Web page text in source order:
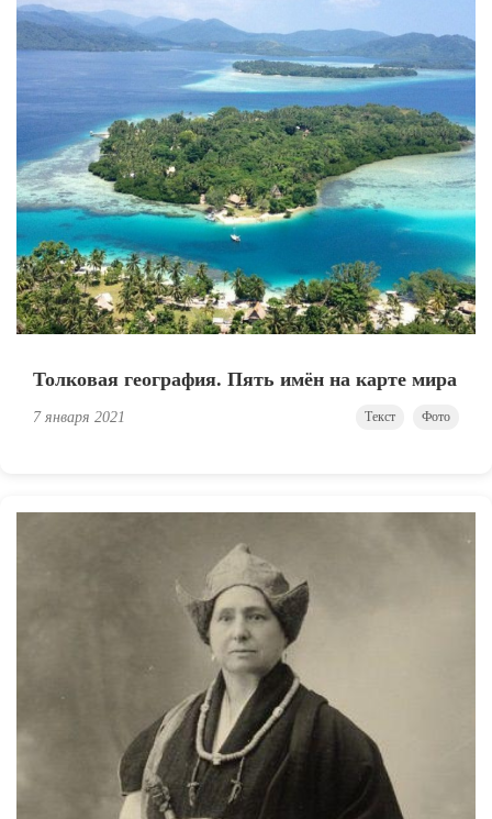
Толковая география. Пять имён на карте мира
7 января 2021 Текст Фото